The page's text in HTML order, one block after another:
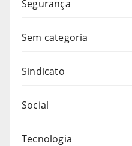
Segurança
Sem categoria
Sindicato
Social
Tecnologia